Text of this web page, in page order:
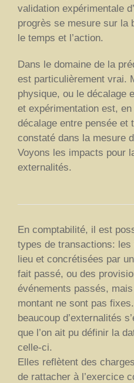
validation expérimentale
progrès se mesure sur la
le temps et l’action.
Dans le domaine de la
est particulièrement vrai.
physique, ou le décalage
et expérimentation est,
décalage entre pensée et
constaté dans la mesure
Voyons les impacts pour
externalités.
En comptabilité, il est
types de transactions:
lieu et concrétisées par
fait passé, ou des
événements passés,
montant ne sont pas
beaucoup d’externalités
que l’on ait pu définir la
celle-ci.
Elles reflètent des
de rattacher à l’exercice